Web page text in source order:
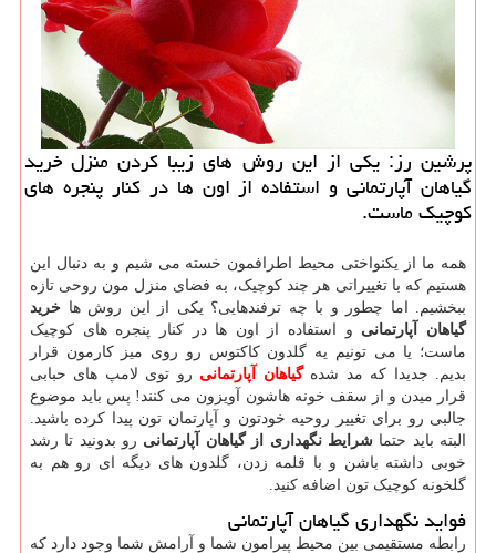
پرشین رز: یكی از این روش های زیبا كردن منزل خرید
گیاهان آپارتمانی و استفاده از اون ها در كنار پنجره های
كوچیك ماست.
همه ما از یکنواختی محیط اطرافمون خسته می شیم و به دنبال این
هستیم که با تغییراتی هر چند کوچیک، به فضای منزل مون روحی تازه
ببخشیم. اما چطور و با چه ترفندهایی؟ یکی از این روش ها خرید
گیاهان آپارتمانی و استفاده از اون ها در کنار پنجره های کوچیک
ماست؛ یا می تونیم یه گلدون کاکتوس رو روی میز کارمون قرار
بدیم. جدیدا که مد شدهگیاهان آپارتمانی رو توی لامپ های حبابی
قرار میدن و از سقف خونه هاشون آویزون می کنند! پس باید موضوع
جالبی رو برای تغییر روحیه خودتون و آپارتمان تون پیدا کرده باشید.
البته باید حتماشرایط نگهداری از گیاهان آپارتمانی رو بدونید تا رشد
خوبی داشته باشن و با قلمه زدن، گلدون های دیگه ای رو هم به
گلخونه کوچیک تون اضافه کنید.
فواید نگهداری گیاهان آپارتمانی
رابطه مستقیمی بین محیط پیرامون شما و آرامش شما وجود دارد که